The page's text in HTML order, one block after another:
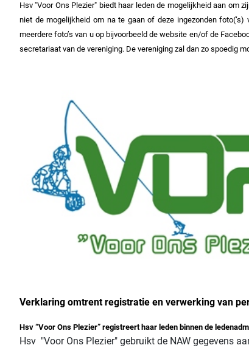
Hsv "Voor Ons Plezier" biedt haar leden de mogelijkheid aan om
niet de mogelijkheid om na te gaan of deze ingezonden
meerdere foto’s van u op bijvoorbeeld de website en/of de
secretariaat van de vereniging. De vereniging zal dan zo spoedig
Verklaring omtrent registratie en verwerking van
Hsv “Voor Ons Plezier” registreert haar leden binnen de
Hsv "Voor Ons Plezier" gebruikt de NAW gegevens